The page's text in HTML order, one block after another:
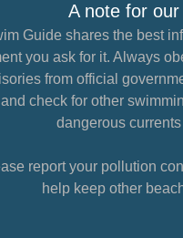
A note for
Guide shares the best
you ask for it. Always
from official
and check for other
dangerous
report your pollution
help keep other